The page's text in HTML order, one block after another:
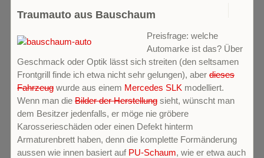
Traumauto aus Bauschaum
Preisfrage: welche
Automarke ist das? Über
Geschmack oder Optik lässt sich streiten (den seltsamen
Frontgrill finde ich etwa nicht sehr gelungen), aber dieses
Fahrzeug wurde aus einem Mercedes SLK modelliert.
Wenn man die Bilder der Herstellung sieht, wünscht man
dem Besitzer jedenfalls, er möge nie gröbere
Karosserieschäden oder einen Defekt hinterm
Armaturenbrett haben, denn die komplette Formänderung
aussen wie innen basiert auf PU-Schaum, wie er etwa auch